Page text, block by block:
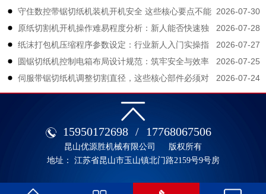
2026-07-30
守住数控带锯切纸机装机开机安全 这些核心要点不能
大意
2026-07-28
原纸切割机开机操作难易程度分析：新人能否快速独
立上手？
2026-07-27
纸沫打包机压缩程序参数设定：行业新人入门实操指
南
2026-07-25
圆锯切纸机控制电箱布局设计规范：筑牢安全与效率
的生产根基
2026-07-24
伺服带锯切纸机调整切割直径，这些核心部件必须对
应修改
15950172698 / 17768067506
昆山优源胜机械有限公司
版权所有
地址： 江苏省昆山市玉山镇北门路2159号9号房